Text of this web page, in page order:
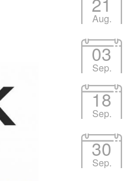
Aug.
03
Sep.
18
Sep.
30
Sep.